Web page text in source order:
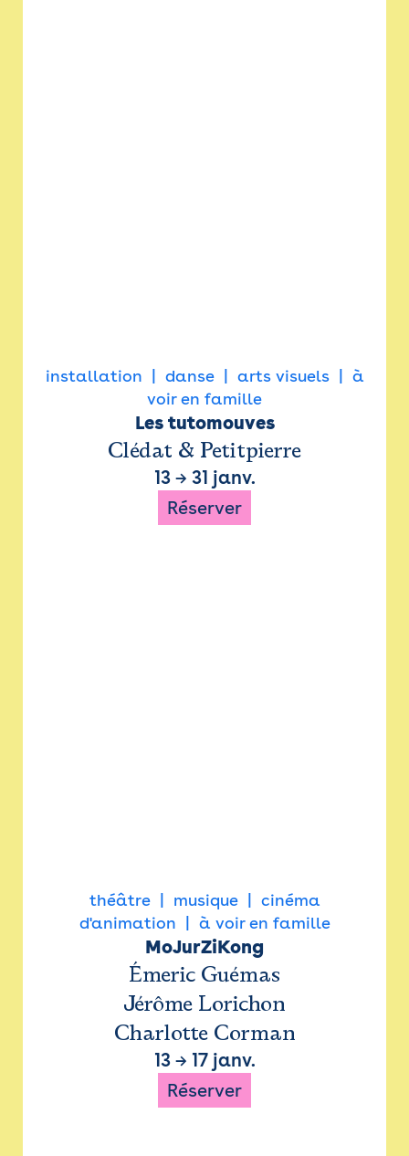
installation danse arts visuels
à
voir en famille
Les tutomouves
Clédat & Petitpierre
13→ 31 janv.
Réserver
théâtre musique
cinéma
d'animation
à voir en famille
MoJurZiKong
Émeric Guémas
Jérôme Lorichon
Charlotte Corman
13→ 17 janv.
Réserver